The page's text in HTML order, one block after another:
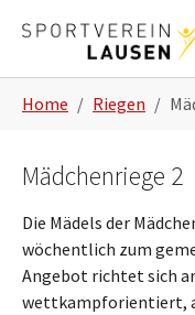
Home Riegen
Mädchenriege 2
Die Mädels der
wöchentlich zum
Angebot richtet sich
wettkampforientiert,